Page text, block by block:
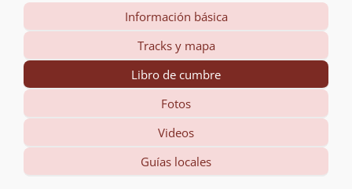
Información básica
Tracks y mapa
Libro de cumbre
Fotos
Videos
Guías locales